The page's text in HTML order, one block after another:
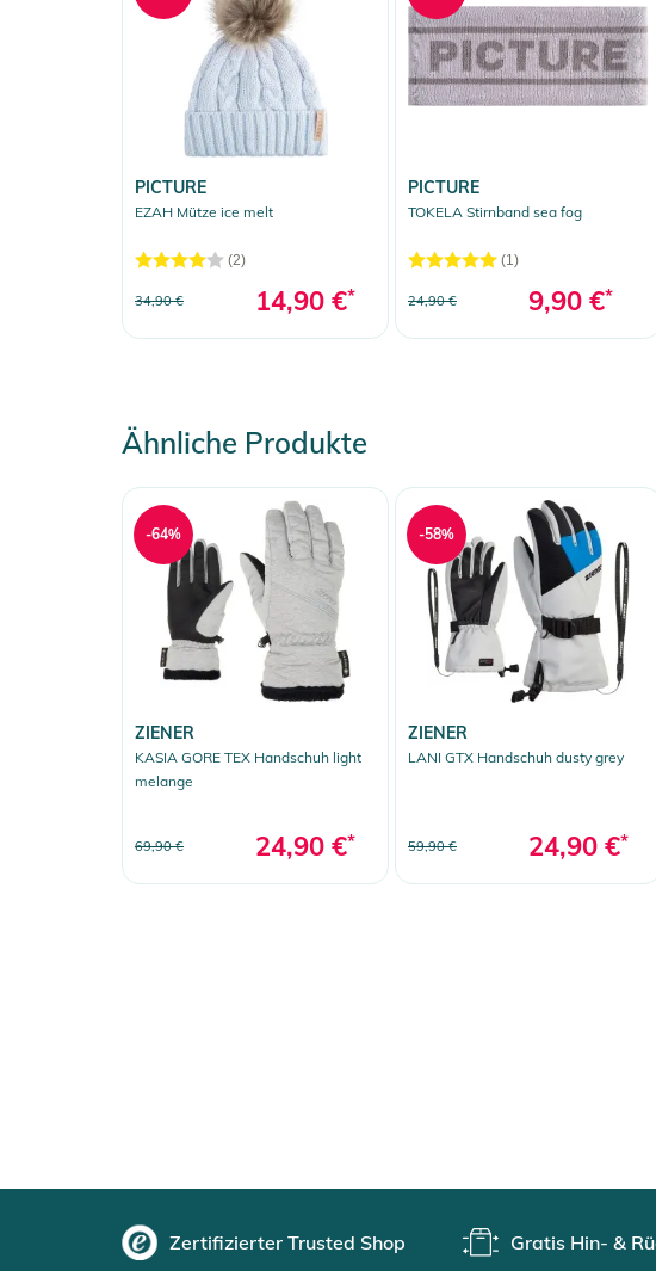
PICTURE
EZAH Mütze ice melt
(2)
34,90 € 14,90 €*
PICTURE
TOKELA Stirnband sea fog
(1)
24,90 € 9,90 €*
Ähnliche Produkte
ZIENER
KASIA GORE TEX Handschuh light
melange
69,90 € 24,90 €*
-64%
ZIENER
LANI GTX Handschuh dusty grey
59,90 € 24,90 €*
-58%
Zertifizierter Trusted Shop
Gratis Hin- &